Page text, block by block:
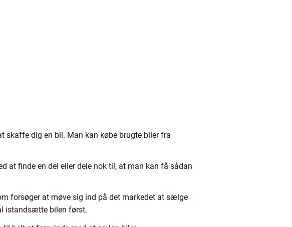
skaffe dig en bil. Man kan købe brugte biler fra
at finde en del eller dele nok til, at man kan få sådan
forsøger at møve sig ind på det markedet at sælge
istandsætte bilen først.